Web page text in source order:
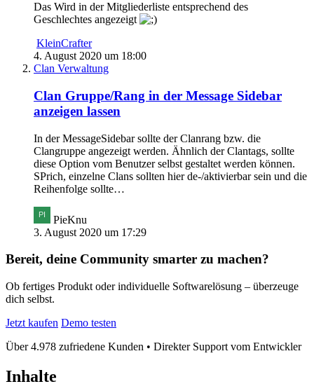
Das Wird in der Mitgliederliste entsprechend des
Geschlechtes angezeigt
KleinCrafter
4. August 2020 um 18:00
Clan Verwaltung
Clan Gruppe/Rang in der Message Sidebar
anzeigen lassen
In der MessageSidebar sollte der Clanrang bzw. die
Clangruppe angezeigt werden. Ähnlich der Clantags, sollte
diese Option vom Benutzer selbst gestaltet werden können.
SPrich, einzelne Clans sollten hier de-/aktivierbar sein und die
Reihenfolge sollte…
PieKnu
3. August 2020 um 17:29
Bereit, deine Community smarter zu machen?
Ob fertiges Produkt oder individuelle Softwarelösung – überzeuge
dich selbst.
Jetzt kaufen Demo testen
Über 4.978 zufriedene Kunden • Direkter Support vom Entwickler
Inhalte